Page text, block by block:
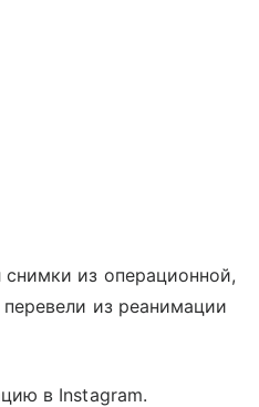
из операционной,
из реанимации
в Instagram.